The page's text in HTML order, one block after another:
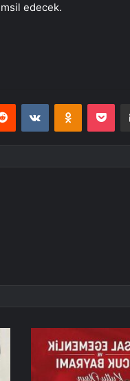
edecek.
Reddit VKontakte